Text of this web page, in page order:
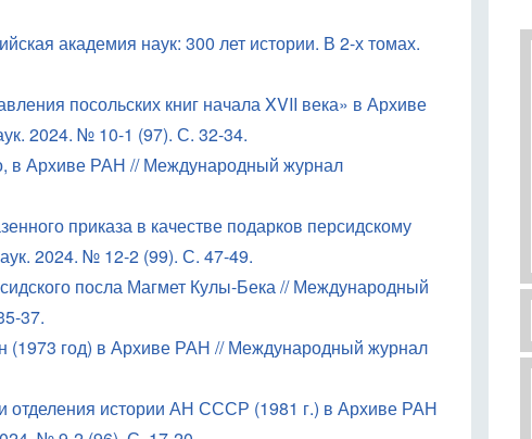
академия наук: 300 лет истории. В 2-х томах.
посольских книг началаXVII века» в Архиве
2024. № 10-1 (97). С. 32-34.
в Архиве РАН // Международный журнал
приказа в качестве подарков персидскому
2024. № 12-2 (99). С. 47-49.
посла Магмет Кулы-Бека // Международный
37.
год) в Архиве РАН // Международный журнал
истории АН СССР (1981 г.) в Архиве РАН